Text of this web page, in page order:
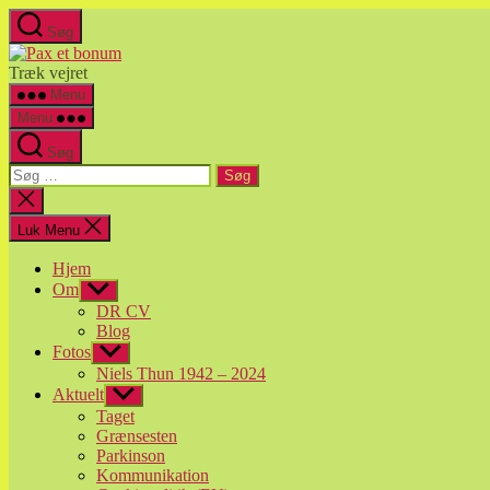
Spring
til
indholdet
Søg
Pax
Træk vejret
Menu
Menu
Søg
Søg
efter:
Luk
søgning
Luk Menu
Hjem
Om Vis
undermenu
DR CV
Blog
Fotos Vis
undermenu
Niels Thun 1942 – 2024
Aktuelt Vis
undermenu
Taget
Grænsesten
Parkinson
Kommunikation